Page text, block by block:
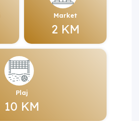
Market
2 KM
Plaj
10 KM